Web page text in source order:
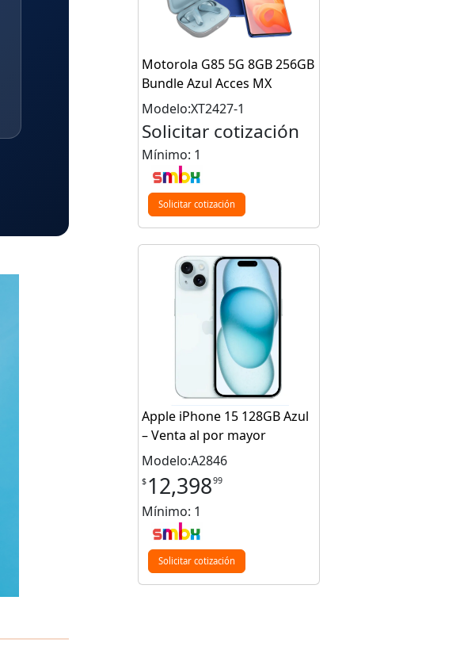
Motorola G85 5G 8GB 256GB
Bundle Azul Acces MX
Modelo:XT2427-1
Solicitar cotización
Mínimo: 1
Solicitar cotización
Apple iPhone 15 128GB Azul
– Venta al por mayor
Modelo:A2846
$ 12,39899
Mínimo: 1
Solicitar cotización